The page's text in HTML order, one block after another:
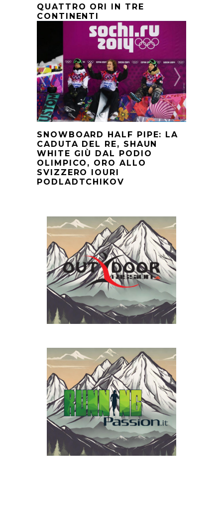
QUATTRO ORI IN TRE
CONTINENTI
SNOWBOARD HALF PIPE: LA
CADUTA DEL RE, SHAUN
WHITE GIÙ DAL PODIO
OLIMPICO, ORO ALLO
SVIZZERO IOURI
PODLADTCHIKOV